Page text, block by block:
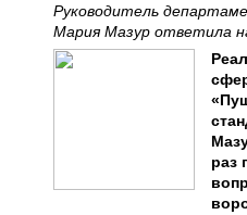
Руководитель
Мария Мазур ответила
раз